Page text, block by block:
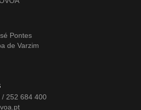
Pontes
de Varzim
252 684 400